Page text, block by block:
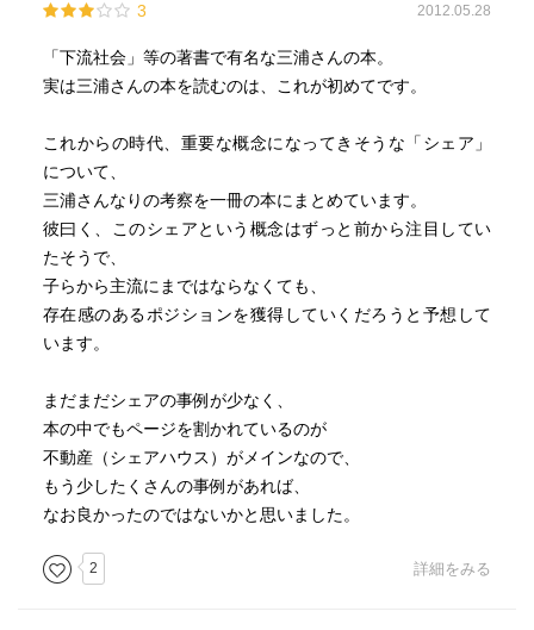
3 2012.05.28
「下流社会」等の著書で有名な三浦さんの本。
実は三浦さんの本を読むのは、これが初めてです。
これからの時代、重要な概念になってきそうな「シェア」
について、
三浦さんなりの考察を一冊の本にまとめています。
彼曰く、このシェアという概念はずっと前から注目してい
たそうで、
子らから主流にまではならなくても、
存在感のあるポジションを獲得していくだろうと予想して
います。
まだまだシェアの事例が少なく、
本の中でもページを割かれているのが
不動産（シェアハウス）がメインなので、
もう少したくさんの事例があれば、
なお良かったのではないかと思いました。
2 詳細をみる